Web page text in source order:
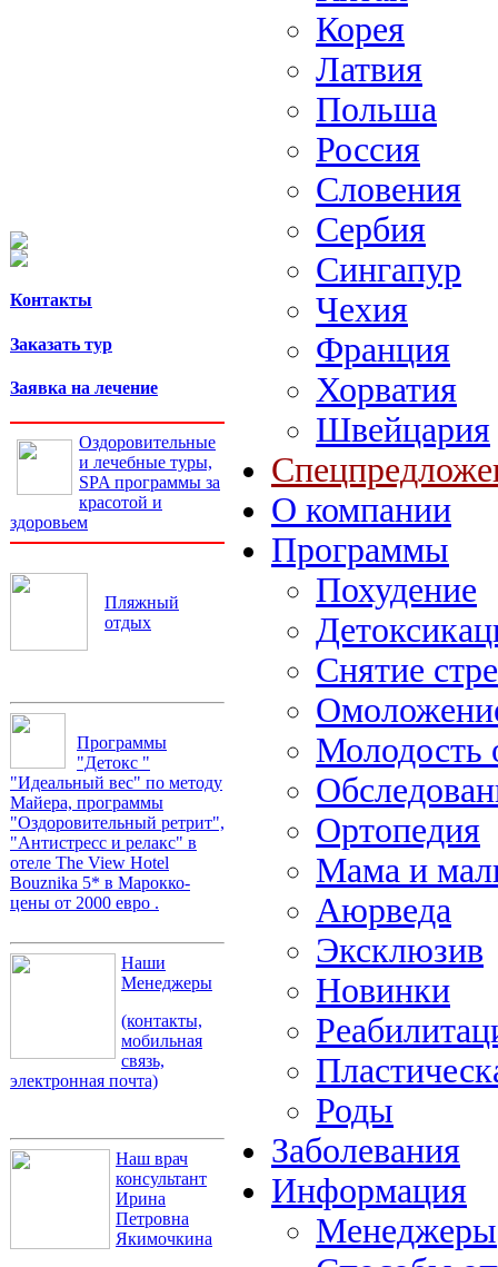
Контакты
Заказать тур
Заявка на лечение
Оздоровительные
и лечебные туры,
SPA программы за
красотой и
здоровьем
Пляжный
отдых
Программы
"Детокс "
"Идеальный вес" по методу
Майера, программы
"Оздоровительный ретрит",
"Антистресс и релакс" в
отеле The View Hotel
Bouznika 5* в Марокко-
цены от 2000 евро .
Наши
Менеджеры
(контакты,
мобильная
связь,
электронная почта)
Наш врач
консультант
Ирина
Петровна
Якимочкина
Корея
Латвия
Польша
Россия
Словения
Сербия
Сингапур
Чехия
Франция
Хорватия
Швейцария
О компании
Программы
Похудение
Снятие
Молодость
Ортопедия
Мама и
Аюрведа
Эксклюзив
Новинки
Роды
Заболевания
Информация
Менеджеры